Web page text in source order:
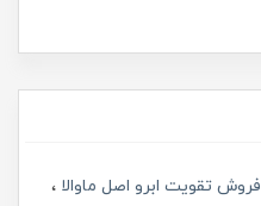
فروش تقویت ابرو اصل ماوالا